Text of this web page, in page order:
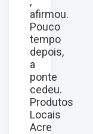
afirmou.
Pouco
tempo
depois,
a
ponte
cedeu.
Produtos
Locais
Acre